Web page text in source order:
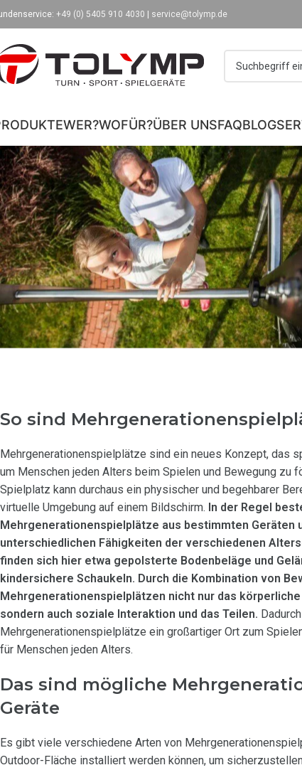
+49 (0) 5405 910 4030 service@tolymp.de
WER?WOFÜR?ÜBER UNSFAQBLOG
So sind
Mehrgenerationenspielplätze sind ein neues Konzept, das
um Menschen jeden Alters beim Spielen und Bewegung zu
Spielplatz kann durchaus ein physischer und begehbarer
virtuelle Umgebung auf einem Bildschirm. In der Regel
Mehrgenerationenspielplätze aus bestimmten Geräten
unterschiedlichen Fähigkeiten der verschiedenen
finden sich hier etwa gepolsterte Bodenbeläge und
kindersichere Schaukeln. Durch die Kombination von
Mehrgenerationenspielplätzen nicht nur das
sondern auch soziale Interaktion und das Teilen.
Mehrgenerationenspielplätze ein großartiger Ort zum
für Menschen jeden Alters.
Das sind mögliche
Geräte
Es gibt viele verschiedene Arten von
Outdoor-Fläche installiert werden können, um